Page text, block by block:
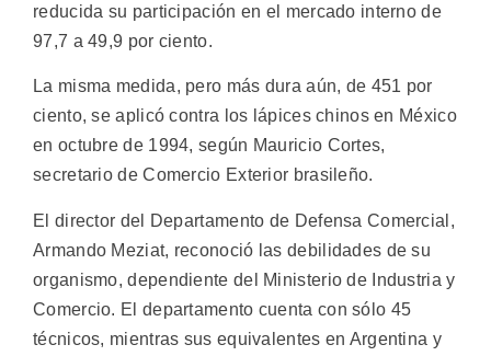
reducida su participación en el mercado interno de
97,7 a 49,9 por ciento.
La misma medida, pero más dura aún, de 451 por
ciento, se aplicó contra los lápices chinos en México
en octubre de 1994, según Mauricio Cortes,
secretario de Comercio Exterior brasileño.
El director del Departamento de Defensa Comercial,
Armando Meziat, reconoció las debilidades de su
organismo, dependiente del Ministerio de Industria y
Comercio. El departamento cuenta con sólo 45
técnicos, mientras sus equivalentes en Argentina y